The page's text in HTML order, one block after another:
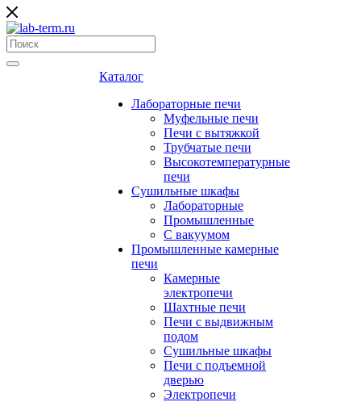
Каталог
Лабораторные печи
Муфельные печи
Печи с вытяжкой
Трубчатые печи
Высокотемпературные
печи
Сушильные шкафы
Лабораторные
Промышленные
С вакуумом
Промышленные камерные
печи
Камерные
электропечи
Шахтные печи
Печи с выдвижным
подом
Сушильные шкафы
Печи с подъемной
дверью
Электропечи